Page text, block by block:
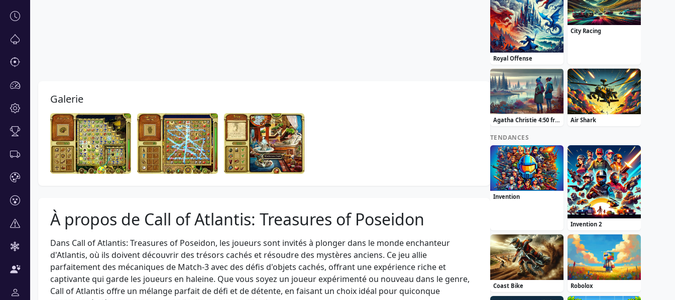
Galerie
À propos de Call of Atlantis: Treasures of Poseidon
Dans Call of Atlantis: Treasures of Poseidon, les joueurs sont invités à plonger dans le monde enchanteur
d'Atlantis, où ils doivent découvrir des trésors cachés et résoudre des mystères anciens. Ce jeu allie
parfaitement des mécaniques de Match-3 avec des défis d'objets cachés, offrant une expérience riche et
captivante qui garde les joueurs en haleine. Que vous soyez un joueur expérimenté ou nouveau dans le genre,
Call of Atlantis offre un mélange parfait de défi et de détente, en faisant un choix idéal pour quiconque
Royal Offense
City Racing
Agatha Christie 4:50 from Paddington Air Shark
TENDANCES
Invention
Invention 2
Coast Bike Robolox